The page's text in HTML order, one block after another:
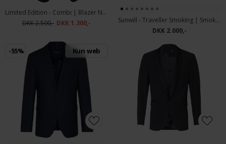
Limited Edition - Combi | Blazer Navy
DKK 2.500,- DKK 1.300,-
Sunwill - Traveller Smoking | Smokingjakke Sort
DKK 2.000,-
-55% Kun web